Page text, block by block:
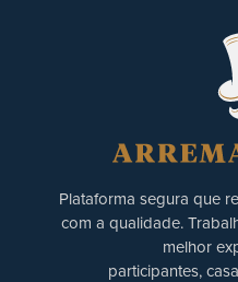
Plataforma segura que
com a qualidade.
melhor
participantes,